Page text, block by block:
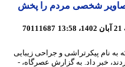
شخصی مردم را پخش
70111687
پیکرتراشی و جراحی زیبایی
داد. به گزارش عصرگاه، -